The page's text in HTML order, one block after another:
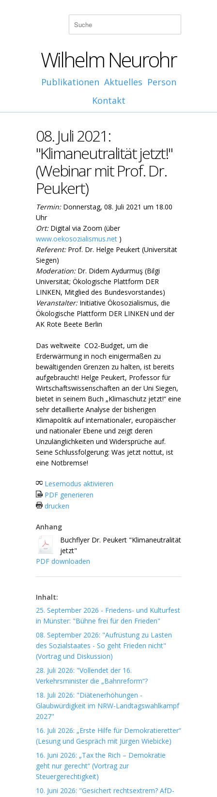
Wilhelm Neurohr
Publikationen Aktuelles Person
Kontakt
08. Juli 2021:
"Klimaneutralität jetzt!"
(Webinar mit Prof. Dr.
Peukert)
Termin:Donnerstag, 08. Juli 2021 um 18.00
Uhr
Ort:Digital via Zoom (über
www.oekosozialismus.net )
Referent:Prof. Dr. Helge Peukert (Universität
Siegen)
Moderation:Dr. Didem Aydurmuş (Bilgi
Universität; Ökologische Plattform DER
LINKEN, Mitglied des Bundesvorstandes)
Veranstalter: Initiative Ökosozialismus, die
Ökologische Plattform DER LINKEN und der
AK Rote Beete Berlin
Das weltweite CO2-Budget, um die
Erderwärmung in noch einigermaßen zu
bewältigenden Grenzen zu halten, ist bereits
aufgebraucht! Helge Peukert, Professor für
Wirtschaftswissenschaften an der Uni Siegen,
bietet in seinem Buch „Klimaschutz jetzt!“ eine
sehr detaillierte Analyse der bisherigen
Klimapolitik auf internationaler, europäischer
und nationaler Ebene und zeigt deren
Unzulänglichkeiten und Widersprüche auf.
Seine Schlussfolgerung: Was jetzt nottut, ist
eine Notbremse!
Lesemodus aktivieren
PDF generieren
drucken
Anhang
Buchflyer Dr. Peukert "Klimaneutralität
jetzt"
PDF downloaden
Inhalt:
25. September 2026 - Friedens- und Kulturfest
in Münster: "Bühne frei für den Frieden"
08. September 2026: "Aufrüstung zu Lasten
des Sozialstaates - So geht Frieden nicht"
(Vortrag und Diskussion)
28. Juli 2026: "Vollendet der 16.
Verkehrsminister die „Bahnreform“?
18. Juli 2026: "Diätenerhöhungen -
Glaubwürdigkeit im NRW-Landtagswahlkampf
2027"
16. Juli 2026: „Erste Hilfe für Demokratieretter“
(Lesung und Gespräch mit Jürgen Wiebicke)
16. Juni 2026: „Tax the Rich – Demokratie
geht nur gerecht“ (Vortrag zur
Steuergerechtigkeit)
10. Juni 2026: "Gesichert rechtsextrem? AfD-